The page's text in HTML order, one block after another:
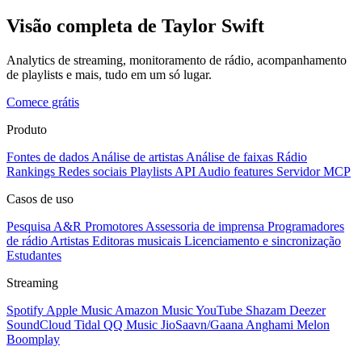
Visão completa de Taylor Swift
Analytics de streaming, monitoramento de rádio, acompanhamento
de playlists e mais, tudo em um só lugar.
Comece grátis
Produto
Fontes de dados Análise de artistas Análise de faixas Rádio
Rankings Redes sociais Playlists API Audio features Servidor MCP
Casos de uso
Pesquisa A&R Promotores Assessoria de imprensa Programadores
de rádio Artistas Editoras musicais Licenciamento e sincronização
Estudantes
Streaming
Spotify Apple Music Amazon MusicYouTube Shazam Deezer
SoundCloud Tidal QQ Music JioSaavn/Gaana Anghami Melon
Boomplay